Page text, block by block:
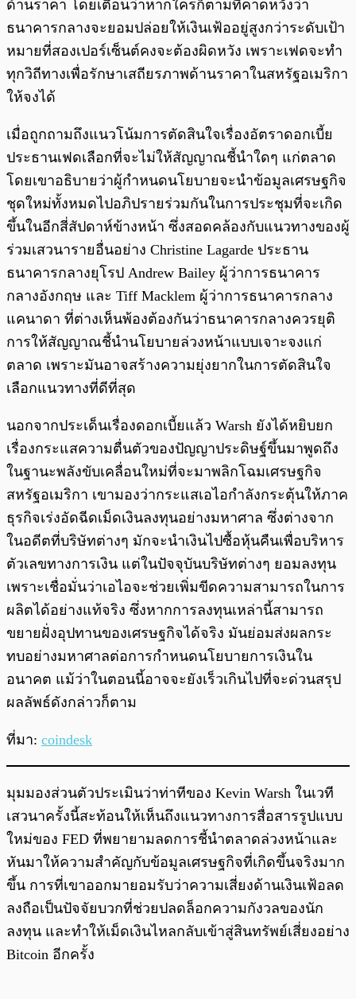
ด้านราคา โดยเตือนว่าหากใครก็ตามที่คาดหวังว่า
ธนาคารกลางจะยอมปล่อยให้เงินเฟ้ออยู่สูงกว่าระดับเป้า
หมายที่สองเปอร์เซ็นต์คงจะต้องผิดหวัง เพราะเฟดจะทำ
ทุกวิถีทางเพื่อรักษาเสถียรภาพด้านราคาในสหรัฐอเมริกา
ให้จงได้
เมื่อถูกถามถึงแนวโน้มการตัดสินใจเรื่องอัตราดอกเบี้ย
ประธานเฟดเลือกที่จะไม่ให้สัญญาณชี้นำใดๆ แก่ตลาด
โดยเขาอธิบายว่าผู้กำหนดนโยบายจะนำข้อมูลเศรษฐกิจ
ชุดใหม่ทั้งหมดไปอภิปรายร่วมกันในการประชุมที่จะเกิด
ขึ้นในอีกสี่สัปดาห์ข้างหน้า ซึ่งสอดคล้องกับแนวทางของผู้
ร่วมเสวนารายอื่นอย่าง Christine Lagarde ประธาน
ธนาคารกลางยุโรป Andrew Bailey ผู้ว่าการธนาคาร
กลางอังกฤษ และ Tiff Macklem ผู้ว่าการธนาคารกลาง
แคนาดา ที่ต่างเห็นพ้องต้องกันว่าธนาคารกลางควรยุติ
การให้สัญญาณชี้นำนโยบายล่วงหน้าแบบเจาะจงแก่
ตลาด เพราะมันอาจสร้างความยุ่งยากในการตัดสินใจ
เลือกแนวทางที่ดีที่สุด
นอกจากประเด็นเรื่องดอกเบี้ยแล้ว Warsh ยังได้หยิบยก
เรื่องกระแสความตื่นตัวของปัญญาประดิษฐ์ขึ้นมาพูดถึง
ในฐานะพลังขับเคลื่อนใหม่ที่จะมาพลิกโฉมเศรษฐกิจ
สหรัฐอเมริกา เขามองว่ากระแสเอไอกำลังกระตุ้นให้ภาค
ธุรกิจเร่งอัดฉีดเม็ดเงินลงทุนอย่างมหาศาล ซึ่งต่างจาก
ในอดีตที่บริษัทต่างๆ มักจะนำเงินไปซื้อหุ้นคืนเพื่อบริหาร
ตัวเลขทางการเงิน แต่ในปัจจุบันบริษัทต่างๆ ยอมลงทุน
เพราะเชื่อมั่นว่าเอไอจะช่วยเพิ่มขีดความสามารถในการ
ผลิตได้อย่างแท้จริง ซึ่งหากการลงทุนเหล่านี้สามารถ
ขยายฝั่งอุปทานของเศรษฐกิจได้จริง มันย่อมส่งผลกระ
ทบอย่างมหาศาลต่อการกำหนดนโยบายการเงินใน
อนาคต แม้ว่าในตอนนี้อาจจะยังเร็วเกินไปที่จะด่วนสรุป
ผลลัพธ์ดังกล่าวก็ตาม
ที่มา: coindesk
มุมมองส่วนตัวประเมินว่าท่าทีของ Kevin Warsh ในเวที
เสวนาครั้งนี้สะท้อนให้เห็นถึงแนวทางการสื่อสารรูปแบบ
ใหม่ของ FED ที่พยายามลดการชี้นำตลาดล่วงหน้าและ
หันมาให้ความสำคัญกับข้อมูลเศรษฐกิจที่เกิดขึ้นจริงมาก
ขึ้น การที่เขาออกมายอมรับว่าความเสี่ยงด้านเงินเฟ้อลด
ลงถือเป็นปัจจัยบวกที่ช่วยปลดล็อกความกังวลของนัก
ลงทุน และทำให้เม็ดเงินไหลกลับเข้าสู่สินทรัพย์เสี่ยงอย่าง
Bitcoin อีกครั้ง